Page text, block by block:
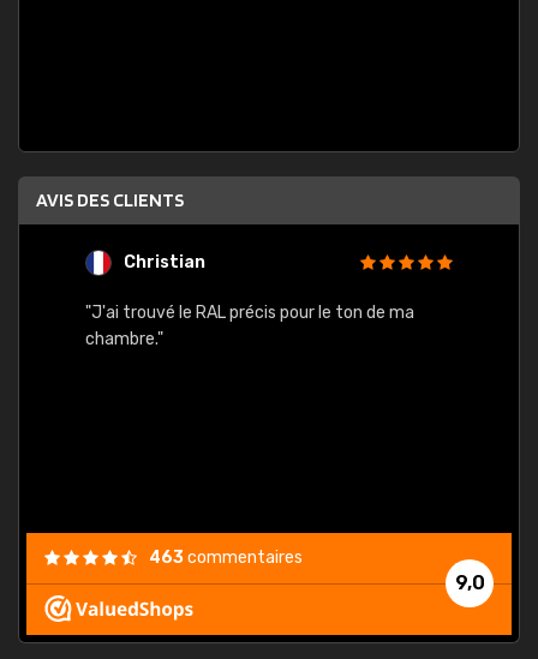
AVIS DES CLIENTS
Christian
"J'ai trouvé le RAL précis pour le ton de ma
chambre."
9,0
463commentaires